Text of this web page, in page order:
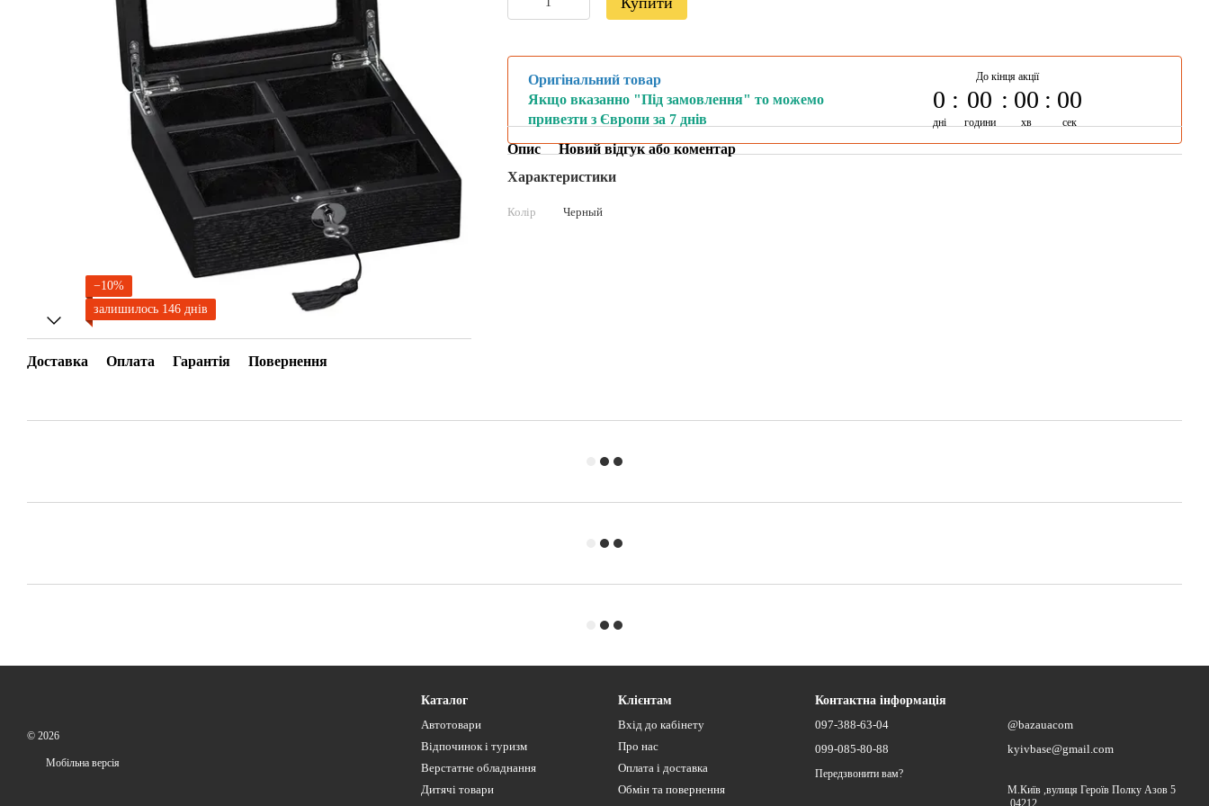
−10%
залишилось 146 днів
Доставка Оплата Гарантія Повернення
Оригінальний товар
Якщо вказанно "Під замовлення" то можемо
привезти з Європи за 7 днів
До кінця акції
0
дні
00
години
00
хв
00
сек
Опис
Новий відгук або коментар
Характеристики
Колір Черный
© 2026
Мобільна версія
Каталог
Автотовари
Відпочинок і туризм
Верстатне обладнання
Дитячі товари
Клієнтам
Вхід до кабінету
Про нас
Оплата і доставка
Обмін та повернення
Контактна інформація
097-388-63-04
099-085-80-88
Передзвонити вам?
@bazauacom
kyivbase@gmail.com
М.Київ ,вулиця Героїв Полку Азов 5
,04212